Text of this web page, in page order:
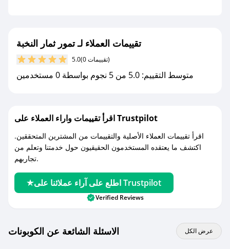
مع صحصح، تسوق بذكاء ووفّر على كل مشترياتك مع
تقييمات العملاء لـ تمور ثمار النخبة
5.0 (0 تقييمات)
متوسط التقييم: 5.0 من 5 نجوم بواسطة 0 مستخدمين
اقرأ تقييمات واراء العملاء على Trustpilot
اقرأ تقييمات العملاء الأصلية والتقييمات من المشترين المتحققين.
اكتشف ما يعتقده المستخدمون الحقيقيون حول خدمتنا وتعلم من
تجاربهم.
اطلع على آراء عملائنا على Trustpilot
Verified Reviews
الاسئلة الشائعة عن الكوبونات عرض الكل